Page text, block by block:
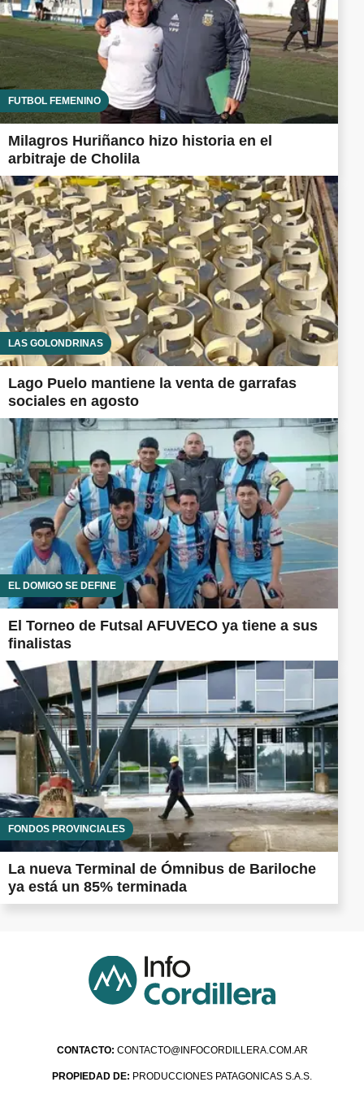
FUTBOL FEMENINO
Milagros Huriñanco hizo historia en el
arbitraje de Cholila
LAS GOLONDRINAS
Lago Puelo mantiene la venta de garrafas
sociales en agosto
EL DOMIGO SE DEFINE
El Torneo de Futsal AFUVECO ya tiene a sus
finalistas
FONDOS PROVINCIALES
La nueva Terminal de Ómnibus de Bariloche
ya está un 85% terminada
CONTACTO: CONTACTO@INFOCORDILLERA.COM.AR
PROPIEDAD DE: PRODUCCIONES PATAGONICAS S.A.S.